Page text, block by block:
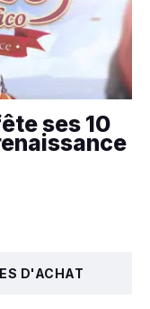
ses 10
D'ACHAT